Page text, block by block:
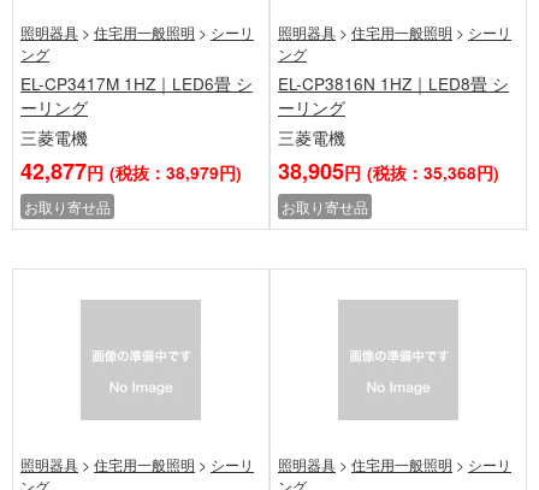
照明器具 > 住宅用一般照明 > シーリ
ング
EL-CP3417M 1HZ｜LED6畳 シ
ーリング
三菱電機
42,877円 (税抜：38,979円)
お取り寄せ品
照明器具 > 住宅用一般照明 > シーリ
ング
EL-CP3816N 1HZ｜LED8畳 シ
ーリング
三菱電機
38,905円 (税抜：35,368円)
お取り寄せ品
照明器具 > 住宅用一般照明 > シーリ
ング
照明器具 > 住宅用一般照明 > シーリ
ング